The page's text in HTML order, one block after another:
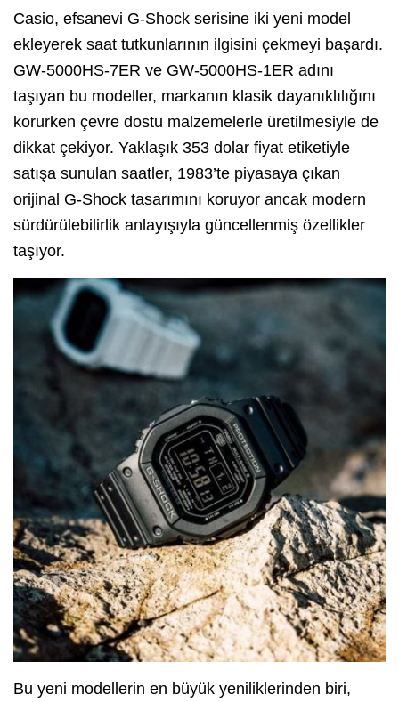
Casio, efsanevi G-Shock serisine iki yeni model
ekleyerek saat tutkunlarının ilgisini çekmeyi başardı.
GW-5000HS-7ER ve GW-5000HS-1ER adını
taşıyan bu modeller, markanın klasik dayanıklılığını
korurken çevre dostu malzemelerle üretilmesiyle de
dikkat çekiyor. Yaklaşık 353 dolar fiyat etiketiyle
satışa sunulan saatler, 1983’te piyasaya çıkan
orijinal G-Shock tasarımını koruyor ancak modern
sürdürülebilirlik anlayışıyla güncellenmiş özellikler
taşıyor.
Bu yeni modellerin en büyük yeniliklerinden biri,